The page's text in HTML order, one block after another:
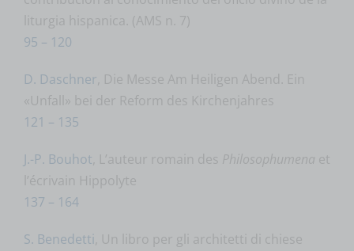
liturgia hispanica. (AMS n. 7)
95 – 120
D. Daschner , Die Messe Am Heiligen Abend. Ein
«Unfall» bei der Reform des Kirchenjahres
121 – 135
J.-P. Bouhot , L’auteur romain des Philosophumena et
l’écrivain Hippolyte
137 – 164
S. Benedetti , Un libro per gli architetti di chiese